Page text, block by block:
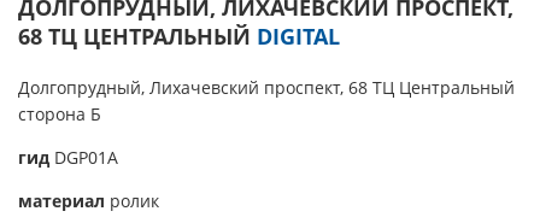
ДОЛГОПРУДНЫЙ, ЛИХАЧЕВСКИЙ ПРОСПЕКТ,
68 ТЦ ЦЕНТРАЛЬНЫЙ DIGITAL
Долгопрудный, Лихачевский проспект, 68 ТЦ Центральный
сторона Б
гид DGP01A
материал ролик